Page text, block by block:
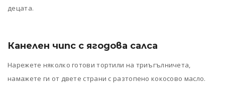
децата.
Канелен чипс с ягодова салса
Нарежете няколко готови тортили на триъгълничета,
намажете ги от двете страни с разтопено кокосово масло.